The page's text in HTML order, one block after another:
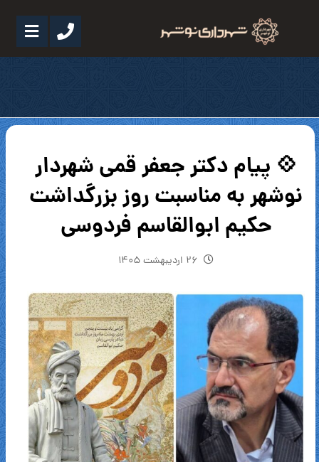
💠 پیام دکتر جعفر قمی شهردار
نوشهر به مناسبت روز بزرگداشت
حکیم ابوالقاسم فردوسی
۲۶ اردیبهشت ۱۴۰۵